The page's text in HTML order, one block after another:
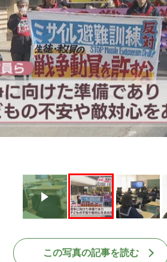
Play
この写真の記事を読む